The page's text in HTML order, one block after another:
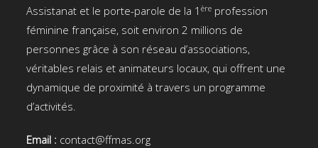
Assistanat et le porte-parole de la 1ère profession
féminine française, soit environ 2 millions de
personnes grâce à son réseau d’associations,
véritables relais et animateurs locaux, qui offrent une
dynamique de proximité à travers un programme
d’activités.
Email : contact@ffmas.org